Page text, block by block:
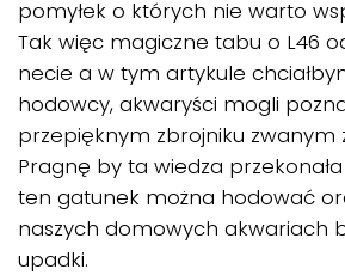
pomyłek o których nie warto
Tak więc magiczne tabu o L46
necie a w tym artykule
hodowcy, akwaryści mogli
przepięknym zbrojniku zwanym
Pragnę by ta wiedza
ten gatunek można hodować
naszych domowych akwariach
upadki.